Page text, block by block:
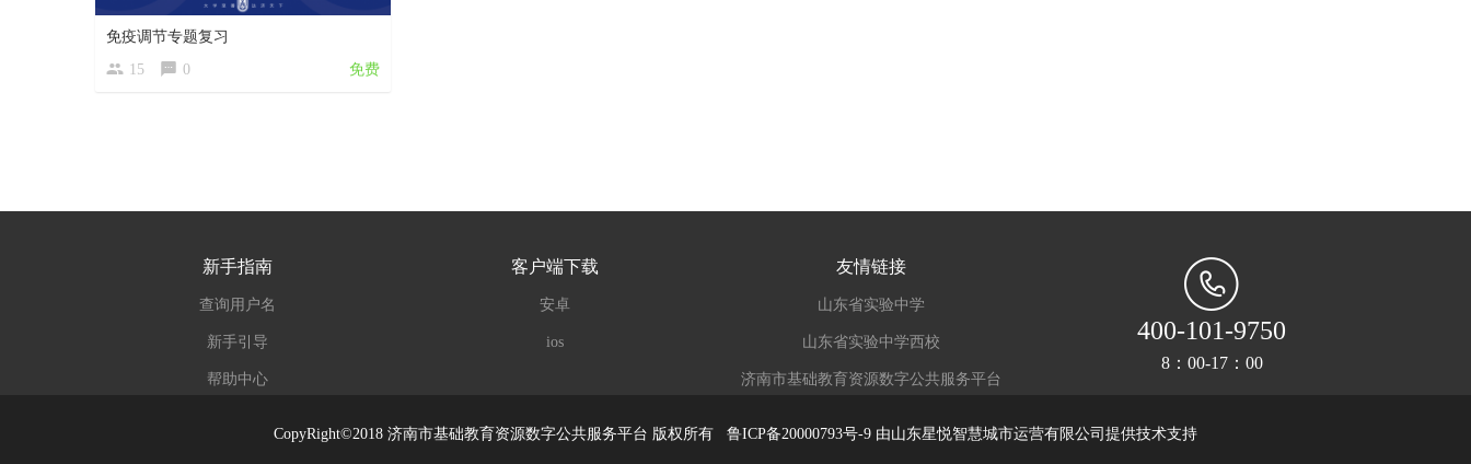
免疫调节专题复习
15
0 免费
新手指南 客户端下载 友情链接
查询用户名 安卓 山东省实验中学
新手引导 ios 山东省实验中学西校
帮助中心 济南市基础教育资源数字公共服务平台
400-101-9750
8：00-17：00
CopyRight©2018 济南市基础教育资源数字公共服务平台 版权所有 鲁ICP备20000793号-9 由山东星悦智慧城市运营有限公司提供技术支持